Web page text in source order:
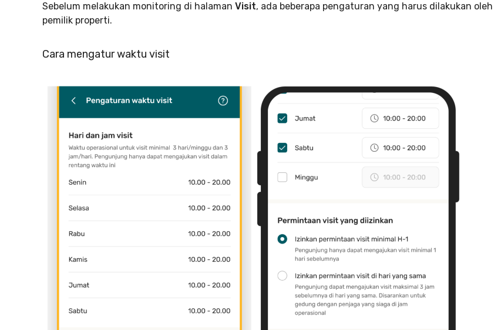
Sebelum melakukan monitoring di halaman Visit, ada beberapa pengaturan yang harus dilakukan oleh
pemilik properti.
Cara mengatur waktu visit